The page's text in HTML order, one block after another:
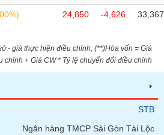
24,850 -4,626 33,367
- giá thực hiện điều chỉnh; (**)Hòa vốn = Giá
chỉnh + Giá CW * Tỷ lệ chuyển đổi điều chỉnh
STB
Ngân hàng TMCP Sài Gòn Tài Lộc